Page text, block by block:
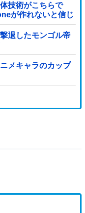
技術がこちらで
が作れないと信じ
退したモンゴル帝
メキャラのカップ